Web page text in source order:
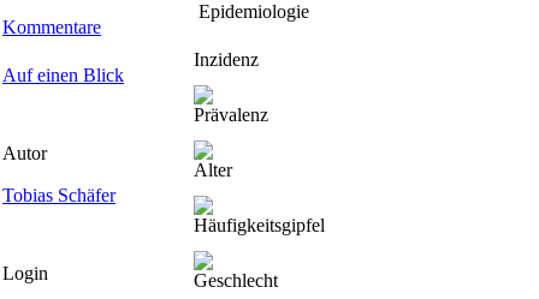
Kommentare
Auf einen Blick
Autor
Tobias Schäfer
Login
Epidemiologie
Inzidenz
Prävalenz
Alter
Häufigkeitsgipfel
Geschlecht